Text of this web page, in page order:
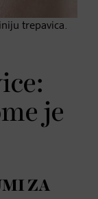
trepavica.
je
ZA